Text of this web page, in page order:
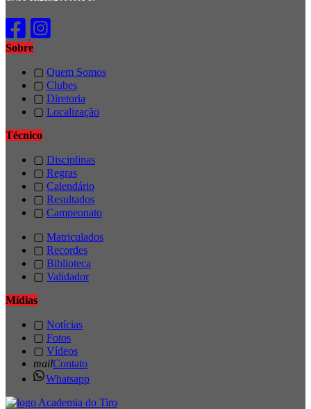
Sobre
▢ Quem Somos
▢ Clubes
▢ Diretoria
▢ Localização
Técnico
▢ Disciplinas
▢ Regras
▢ Calendário
▢ Resultados
▢ Campeonato
▢ Matriculados
▢ Recordes
▢ Biblioteca
▢ Validador
Mídias
▢ Notícias
▢ Fotos
▢ Vídeos
mailContato
Whatsapp